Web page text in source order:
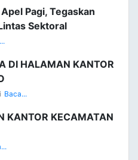
Pagi, Tegaskan
Sektoral
DI HALAMAN KANTOR
Baca...
KANTOR KECAMATAN